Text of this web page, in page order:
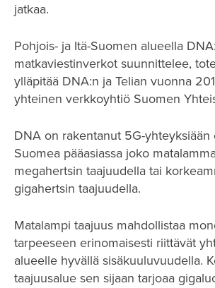
jatkaa.
Pohjois- ja Itä-Suomen alueella
matkaviestinverkot suunnittelee,
ylläpitää DNA:n ja Telian vuonna
yhteinen verkkoyhtiö Suomen
DNA on rakentanut 5G-
Suomea pääasiassa joko
megahertsin taajuudella tai
gigahertsin taajuudella.
Matalampi taajuus mahdollistaa
tarpeeseen erinomaisesti riittävät
alueelle hyvällä sisäkuuluvuudella.
taajuusalue sen sijaan tarjoaa